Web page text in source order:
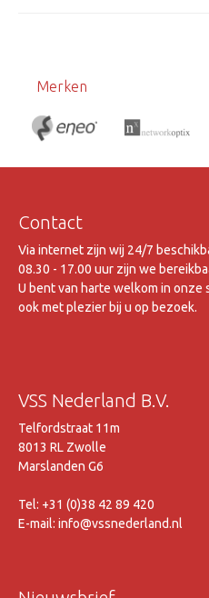
Merken
Contact
Via internet zijn wij 24/7
08.30 - 17.00 uur zijn we
U bent van harte welkom in
ook met plezier bij u op bezoek.
VSS Nederland B.V.
Telfordstraat 11m
8013 RL Zwolle
Marslanden G6
Tel: +31 (0)38 42 89 420
E-mail: info@vssnederland.nl